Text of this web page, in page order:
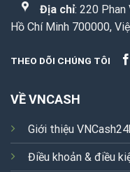
Địa chỉ: 220 Phan
Hồ Chí Minh 700000,
THEO DÕI CHÚNG TÔI
VỀ VNCASH
Giới thiệu
Điều khoản & điều